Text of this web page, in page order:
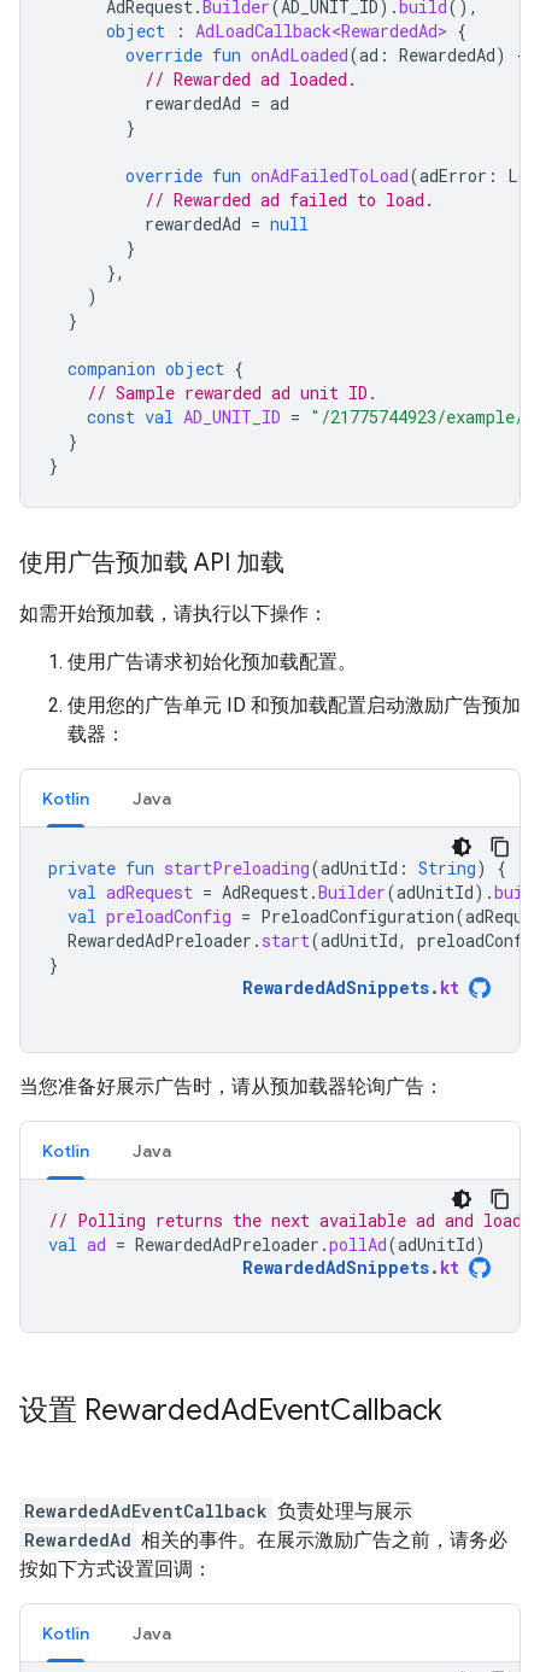
AdRequest. Builder(AD_UNIT_ID ). build (),
object
: AdLoadCallback<RewardedAd> {
override fun onAdLoaded(ad : RewardedAd)
{
// Rewarded ad loaded.
rewardedAd = ad
}
override fun onAdFailedToLoad(adError :
// Rewarded ad failed to load.
rewardedAd = null
}
},
)
}
companion object {
// Sample rewarded ad unit ID.
const val AD_UNIT_ID = "/21775744923/example/
}
}
使用广告预加载 API 加载
如需开始预加载，请执行以下操作：
使用广告请求初始化预加载配置。
使用您的广告单元 ID 和预加载配置启动激励广告预加
载器：
Kotlin Java
private fun startPreloading(adUnitId : String)
{
val adRequest = AdRequest.Builder(adUnitId).
val preloadConfig = PreloadConfiguration(
RewardedAdPreloader . start(adUnitId,
}
RewardedAdSnippets. kt
当您准备好展示广告时，请从预加载器轮询广告：
Kotlin Java
// Polling returns the next available ad and loads
val ad = RewardedAdPreloader .pollAd(adUnitId)
RewardedAdSnippets. kt
设置 RewardedAdEventCallback
RewardedAdEventCallback 负责处理与展示
RewardedAd 相关的事件。在展示激励广告之前，请务必
按如下方式设置回调：
Kotlin Java